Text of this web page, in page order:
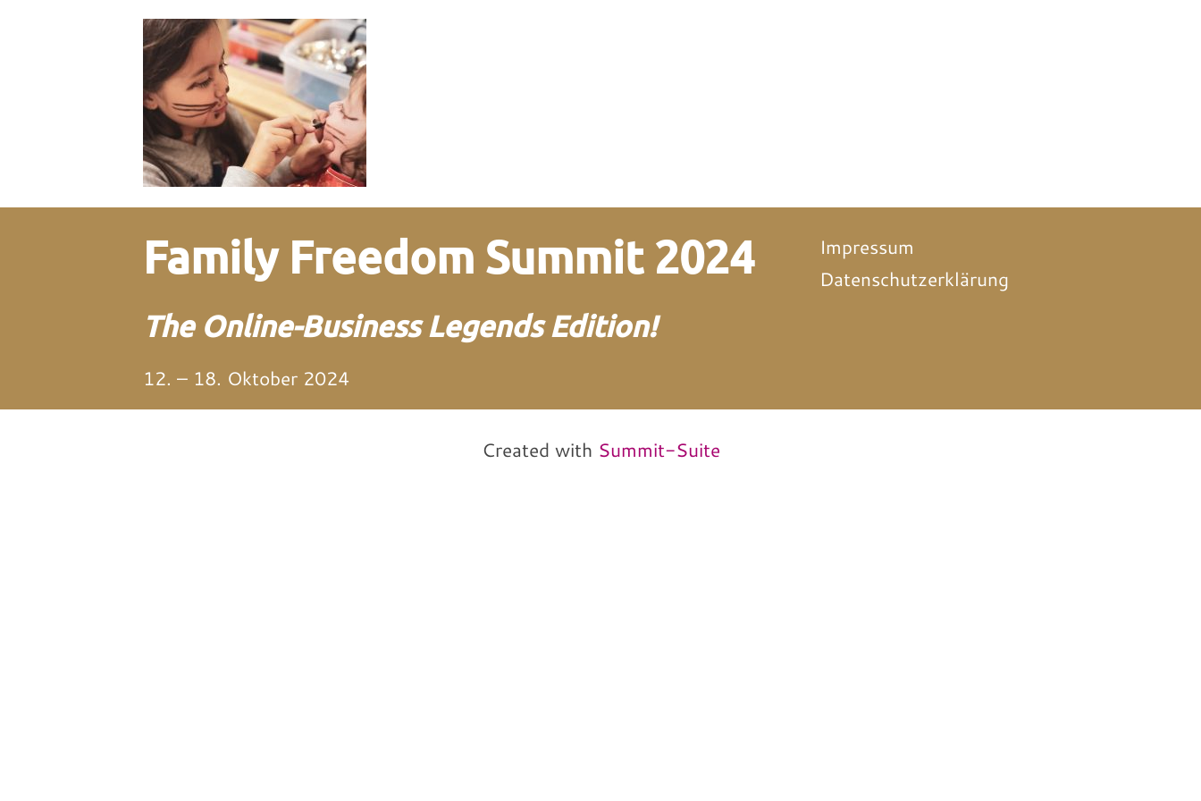
Family Freedom Summit 2024
The Online-Business Legends Edition!
12. – 18. Oktober 2024
Impressum
Datenschutzerklärung
Created with Summit-Suite